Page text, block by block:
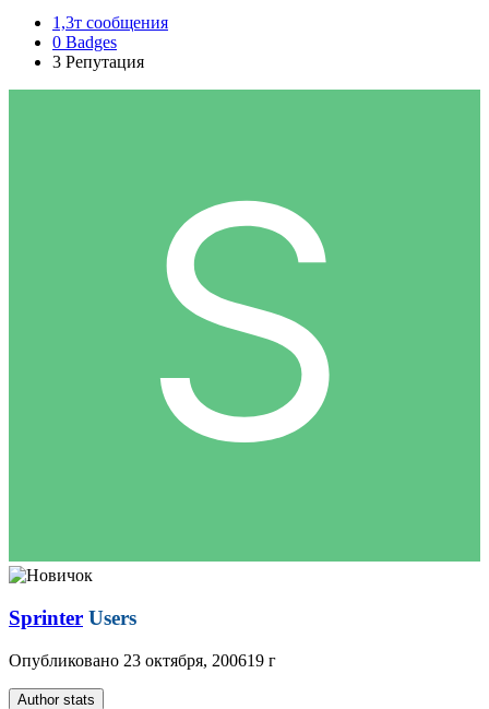
1,3т сообщения
0 Badges
3 Репутация
Sprinter Users
Опубликовано 23 октября, 200619 г
Author stats